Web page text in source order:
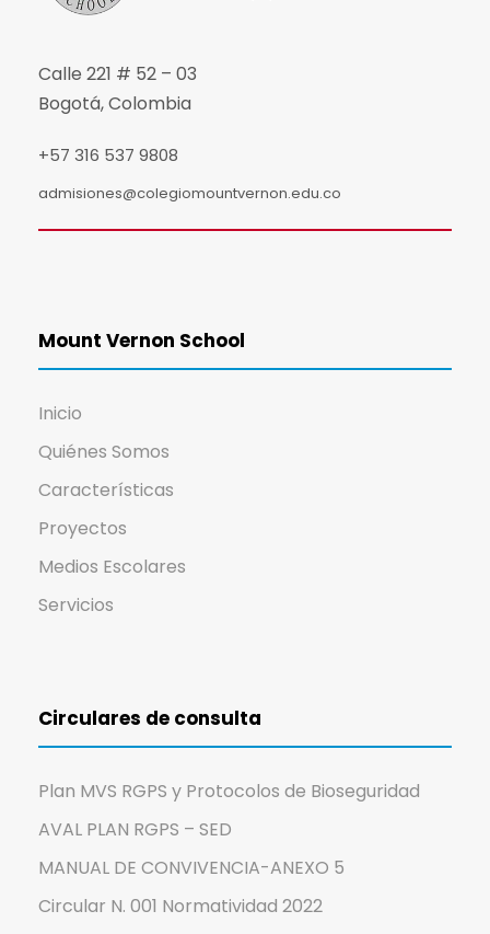
Calle 221 # 52 – 03
Bogotá, Colombia
+57 316 537 9808
admisiones@colegiomountvernon.edu.co
Mount Vernon School
Inicio
Quiénes Somos
Características
Proyectos
Medios Escolares
Servicios
Circulares de consulta
Plan MVS RGPS y Protocolos de Bioseguridad
AVAL PLAN RGPS – SED
MANUAL DE CONVIVENCIA-ANEXO 5
Circular N. 001 Normatividad 2022